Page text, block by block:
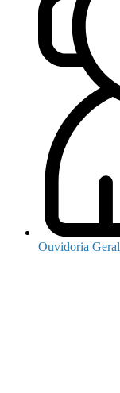
Ouvidoria Geral